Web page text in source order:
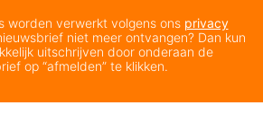
worden verwerkt volgens ons privacy
niet meer ontvangen? Dan kun
uitschrijven door onderaan de
op “afmelden” te klikken.